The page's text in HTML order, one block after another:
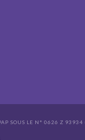
SOUS LE N° 0626 Z